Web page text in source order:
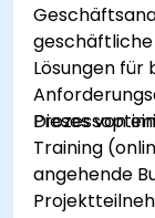
Lösungen
Dieses von
Training
angehende